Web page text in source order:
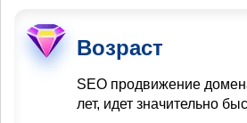
Возраст
SEO продвижение
лет, идет значительно